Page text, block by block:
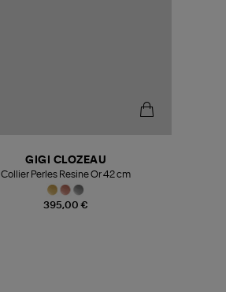
395,00 €
GIGI CLOZEAU
Collier Perles Resine Or 42 cm